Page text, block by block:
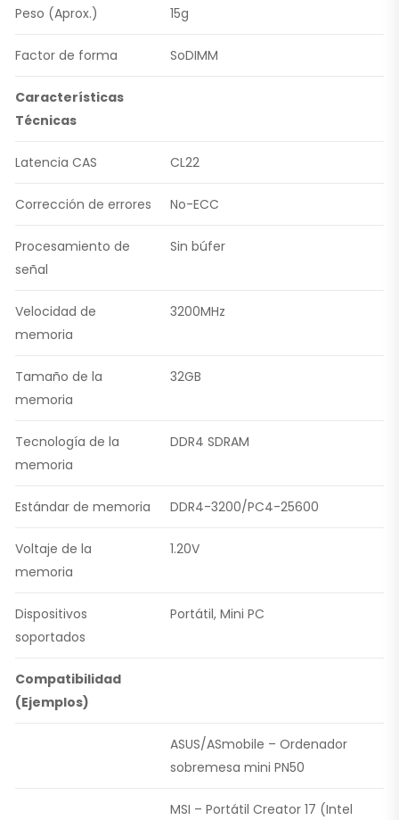
Peso (Aprox.) 15g
Factor de forma SoDIMM
Características
Técnicas
Latencia CAS CL22
Corrección de errores No-ECC
Procesamiento de
señal
Sin búfer
Velocidad de
memoria
3200MHz
Tamaño de la
memoria
32GB
Tecnología de la
memoria
DDR4 SDRAM
Estándar de memoria DDR4-3200/PC4-25600
Voltaje de la
memoria
1.20V
Dispositivos
soportados
Portátil, Mini PC
Compatibilidad
(Ejemplos)
ASUS/ASmobile – Ordenador
sobremesa mini PN50
MSI – Portátil Creator 17 (Intel